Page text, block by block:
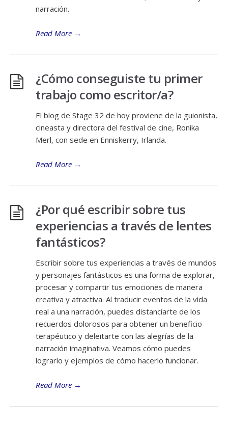
narración.
Read More →
¿Cómo conseguiste tu primer
trabajo como escritor/a?
El blog de Stage 32 de hoy proviene de la guionista,
cineasta y directora del festival de cine, Ronika
Merl, con sede en Enniskerry, Irlanda.
Read More →
¿Por qué escribir sobre tus
experiencias a través de lentes
fantásticos?
Escribir sobre tus experiencias a través de mundos
y personajes fantásticos es una forma de explorar,
procesar y compartir tus emociones de manera
creativa y atractiva. Al traducir eventos de la vida
real a una narración, puedes distanciarte de los
recuerdos dolorosos para obtener un beneficio
terapéutico y deleitarte con las alegrías de la
narración imaginativa. Veamos cómo puedes
lograrlo y ejemplos de cómo hacerlo funcionar.
Read More →